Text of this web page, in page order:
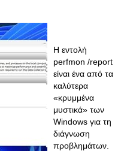
Η εντολή
perfmon /report
είναι ένα από τα
καλύτερα
«κρυμμένα
μυστικά» των
Windows για τη
διάγνωση
προβλημάτων.